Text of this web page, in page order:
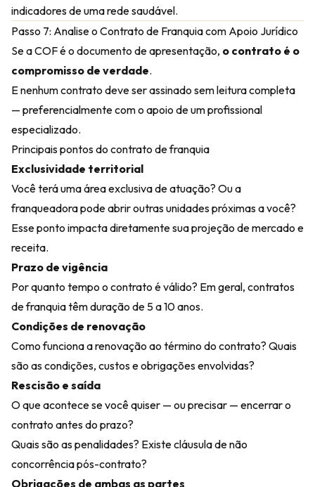
indicadores de uma rede saudável.
Passo 7: Analise o Contrato de Franquia com Apoio Jurídico
Se a COF é o documento de apresentação, o contrato é o
compromisso de verdade.
E nenhum contrato deve ser assinado sem leitura completa
— preferencialmente com o apoio de um profissional
especializado.
Principais pontos do contrato de franquia
Exclusividade territorial
Você terá uma área exclusiva de atuação? Ou a
franqueadora pode abrir outras unidades próximas a você?
Esse ponto impacta diretamente sua projeção de mercado e
receita.
Prazo de vigência
Por quanto tempo o contrato é válido? Em geral, contratos
de franquia têm duração de 5 a 10 anos.
Condições de renovação
Como funciona a renovação ao término do contrato? Quais
são as condições, custos e obrigações envolvidas?
Rescisão e saída
O que acontece se você quiser — ou precisar — encerrar o
contrato antes do prazo?
Quais são as penalidades? Existe cláusula de não
concorrência pós-contrato?
Obrigações de ambas as partes